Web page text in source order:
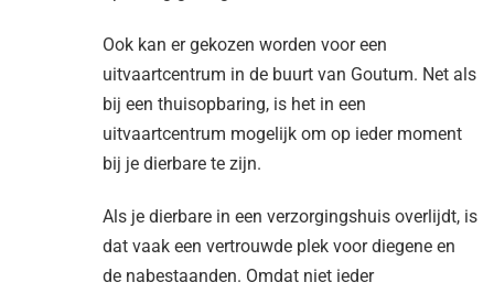
Ook kan er gekozen worden voor een
uitvaartcentrum in de buurt van Goutum. Net als
bij een thuisopbaring, is het in een
uitvaartcentrum mogelijk om op ieder moment
bij je dierbare te zijn.
Als je dierbare in een verzorgingshuis overlijdt, is
dat vaak een vertrouwde plek voor diegene en
de nabestaanden. Omdat niet ieder